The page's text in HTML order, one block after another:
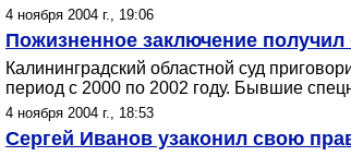
4 ноября 2004 г., 19:06
Пожизненное заключение
Калининградский областной суд
период с 2000 по 2002 году. Бывшие
4 ноября 2004 г., 18:53
Сергей Иванов узаконил свою